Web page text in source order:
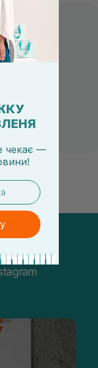
чекає —